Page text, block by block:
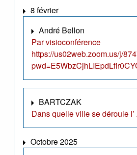
8 février
André Bellon
Par visioconférence
https://us02web.zoom.us/j/
BARTCZAK
Dans quelle ville se déroule l’
Octobre 2025